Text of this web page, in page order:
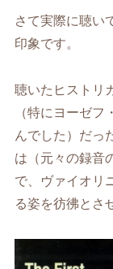
さて実際に聴い
印象です。
聴いたヒストリ
（特にヨーゼ
んでした）だっ
は（元々の録音
で、ヴァイオリ
る姿を彷彿とさ